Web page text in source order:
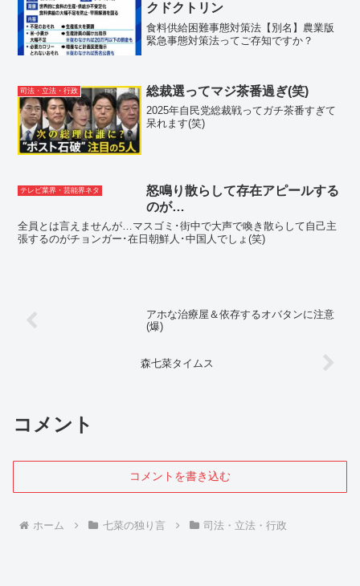
クドクトリン
食料供給困難事態対策法【別名】農業版
緊急事態対策法ってご存知ですか？
司法・立法・行政 総裁選ってマジ茶番過ぎ(笑)
2025年自民党総裁戦ってガチ茶番すぎて
呆れます(笑)
テレビ業界・芸能界ネタ
怒鳴り散らして存在アピールする
のが…
全員とは言えませんが…マスゴミ･街中で大声で喚き散らして自己主
張するのがチョンガー･在日朝鮮人･中国人でしょ(笑)
アホな治療屋＆依存するオバタンに注意
(爆)
森七菜タイムス
コメント
コメントを書き込む
ホーム 七菜の独り言 司法・立法・行政